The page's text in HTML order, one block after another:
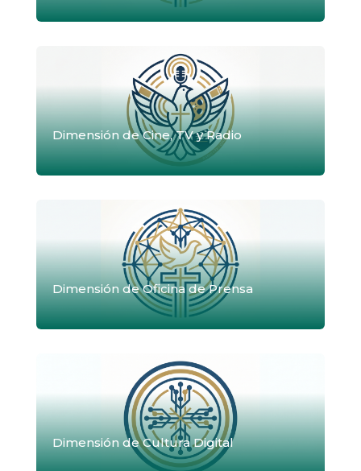
Dimensión de Cine, TV y Radio
Dimensión de Oficina de Prensa
Dimensión de Cultura Digital